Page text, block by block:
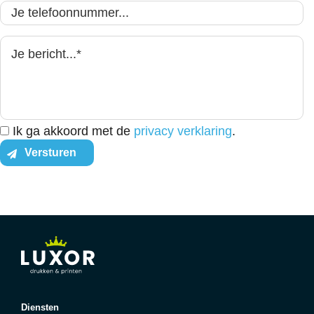
Ik ga akkoord met de privacy verklaring.
Versturen
Diensten